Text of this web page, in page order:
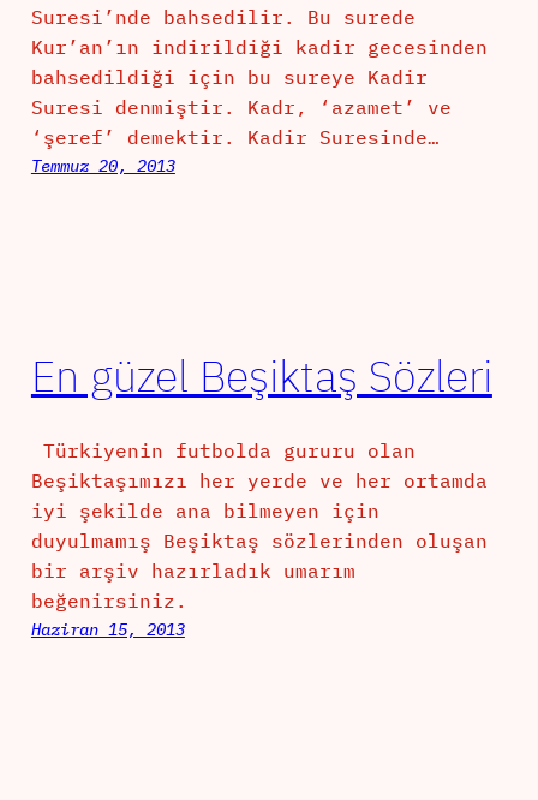
Suresi’nde bahsedilir. Bu surede
Kur’an’ın indirildiği kadir gecesinden
bahsedildiği için bu sureye Kadir
Suresi denmiştir. Kadr, ‘azamet’ ve
‘şeref’ demektir. Kadir Suresinde…
Temmuz 20, 2013
En güzel Beşiktaş Sözleri
Türkiyenin futbolda gururu olan
Beşiktaşımızı her yerde ve her ortamda
iyi şekilde ana bilmeyen için
duyulmamış Beşiktaş sözlerinden oluşan
bir arşiv hazırladık umarım
beğenirsiniz.
Haziran 15, 2013